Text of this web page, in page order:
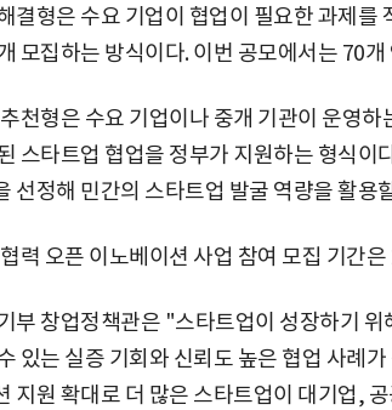
결형은 수요 기업이 협업이 필요한 과제를
모집하는 방식이다. 이번 공모에서는 70
천형은 수요 기업이나 중개 기관이 운영
스타트업 협업을 정부가 지원하는 형식이
선정해 민간의 스타트업 발굴 역량을 활용
력 오픈 이노베이션 사업 참여 모집 기간
부 창업정책관은 "스타트업이 성장하기
있는 실증 기회와 신뢰도 높은 협업 사례
지원 확대로 더 많은 스타트업이 대기업,